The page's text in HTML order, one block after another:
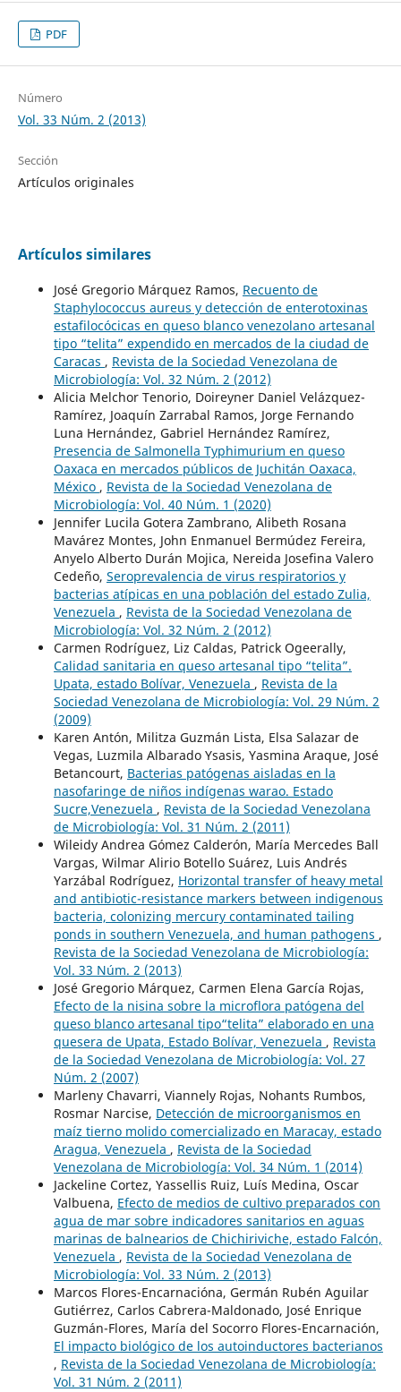
PDF
Número
Vol. 33 Núm. 2 (2013)
Sección
Artículos originales
Artículos similares
José Gregorio Márquez Ramos, Recuento de
Staphylococcus aureus y detección de enterotoxinas
estafilocócicas en queso blanco venezolano artesanal
tipo “telita” expendido en mercados de la ciudad de
Caracas , Revista de la Sociedad Venezolana de
Microbiología: Vol. 32 Núm. 2 (2012)
Alicia Melchor Tenorio, Doireyner Daniel Velázquez-
Ramírez, Joaquín Zarrabal Ramos, Jorge Fernando
Luna Hernández, Gabriel Hernández Ramírez,
Presencia de Salmonella Typhimurium en queso
Oaxaca en mercados públicos de Juchitán Oaxaca,
México , Revista de la Sociedad Venezolana de
Microbiología: Vol. 40 Núm. 1 (2020)
Jennifer Lucila Gotera Zambrano, Alibeth Rosana
Mavárez Montes, John Enmanuel Bermúdez Fereira,
Anyelo Alberto Durán Mojica, Nereida Josefina Valero
Cedeño, Seroprevalencia de virus respiratorios y
bacterias atípicas en una población del estado Zulia,
Venezuela , Revista de la Sociedad Venezolana de
Microbiología: Vol. 32 Núm. 2 (2012)
Carmen Rodríguez, Liz Caldas, Patrick Ogeerally,
Calidad sanitaria en queso artesanal tipo “telita”.
Upata, estado Bolívar, Venezuela , Revista de la
Sociedad Venezolana de Microbiología: Vol. 29 Núm. 2
(2009)
Karen Antón, Militza Guzmán Lista, Elsa Salazar de
Vegas, Luzmila Albarado Ysasis, Yasmina Araque, José
Betancourt, Bacterias patógenas aisladas en la
nasofaringe de niños indígenas warao. Estado
Sucre,Venezuela , Revista de la Sociedad Venezolana
de Microbiología: Vol. 31 Núm. 2 (2011)
Wileidy Andrea Gómez Calderón, María Mercedes Ball
Vargas, Wilmar Alirio Botello Suárez, Luis Andrés
Yarzábal Rodríguez, Horizontal transfer of heavy metal
and antibiotic-resistance markers between indigenous
bacteria, colonizing mercury contaminated tailing
ponds in southern Venezuela, and human pathogens ,
Revista de la Sociedad Venezolana de Microbiología:
Vol. 33 Núm. 2 (2013)
José Gregorio Márquez, Carmen Elena García Rojas,
Efecto de la nisina sobre la microflora patógena del
queso blanco artesanal tipo“telita” elaborado en una
quesera de Upata, Estado Bolívar, Venezuela , Revista
de la Sociedad Venezolana de Microbiología: Vol. 27
Núm. 2 (2007)
Marleny Chavarri, Viannely Rojas, Nohants Rumbos,
Rosmar Narcise, Detección de microorganismos en
maíz tierno molido comercializado en Maracay, estado
Aragua, Venezuela , Revista de la Sociedad
Venezolana de Microbiología: Vol. 34 Núm. 1 (2014)
Jackeline Cortez, Yassellis Ruiz, Luís Medina, Oscar
Valbuena, Efecto de medios de cultivo preparados con
agua de mar sobre indicadores sanitarios en aguas
marinas de balnearios de Chichiriviche, estado Falcón,
Venezuela , Revista de la Sociedad Venezolana de
Microbiología: Vol. 33 Núm. 2 (2013)
Marcos Flores-Encarnacióna, Germán Rubén Aguilar
Gutiérrez, Carlos Cabrera-Maldonado, José Enrique
Guzmán-Flores, María del Socorro Flores-Encarnación,
El impacto biológico de los autoinductores bacterianos
, Revista de la Sociedad Venezolana de Microbiología:
Vol. 31 Núm. 2 (2011)